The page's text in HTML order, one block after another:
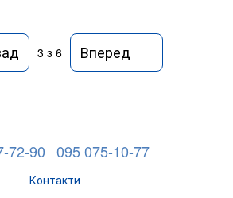
3 з 6 Вперед
72-90 095 075-10-77
Контакти